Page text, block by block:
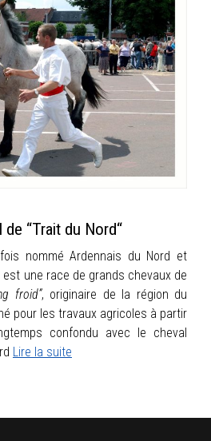
“Trait du Nord“
nommé Ardennais du Nord et
une race de grands chevaux de
froid”, originaire de la région du
pour les travaux agricoles à partir
confondu avec le cheval
Lire la suite